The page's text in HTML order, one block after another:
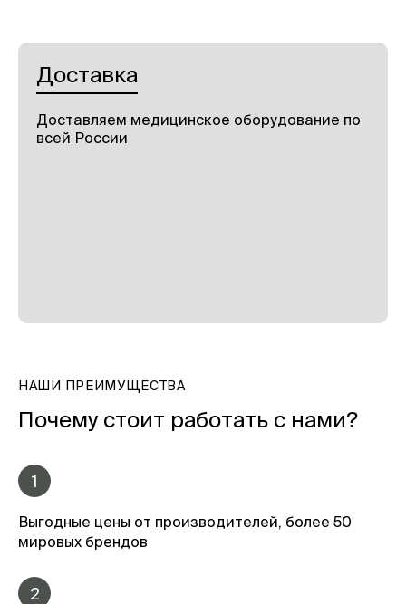
Доставка
Доставляем медицинское оборудование по
всей России
НАШИ ПРЕИМУЩЕСТВА
Почему стоит работать с нами?
1
Выгодные цены от производителей, более 50
мировых брендов
2